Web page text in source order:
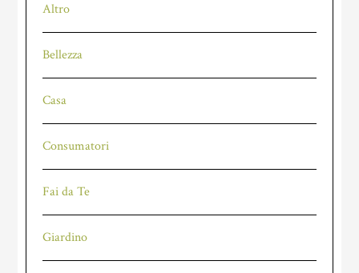
Altro
Bellezza
Casa
Consumatori
Fai da Te
Giardino